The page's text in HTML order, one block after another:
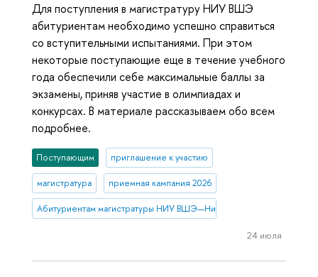
Для поступления в магистратуру НИУ ВШЭ
абитуриентам необходимо успешно справиться
со вступительными испытаниями. При этом
некоторые поступающие еще в течение учебного
года обеспечили себе максимальные баллы за
экзамены, приняв участие в олимпиадах и
конкурсах. В материале рассказываем обо всем
подробнее.
Поступающим приглашение к участию
магистратура приемная кампания 2026
Абитуриентам магистратуры НИУ ВШЭ—Нижний Новгород
24 июля